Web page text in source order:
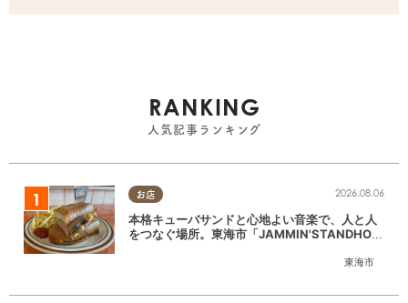
RANKING
人気記事ランキング
お店
東海市
2026.08.06
本格キューバサンドと心地よい音楽で、人と人
をつなぐ場所。東海市「JAMMIN'STANDHOU